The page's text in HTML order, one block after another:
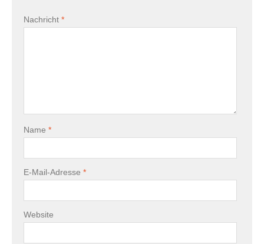
Nachricht *
Name *
E-Mail-Adresse *
Website